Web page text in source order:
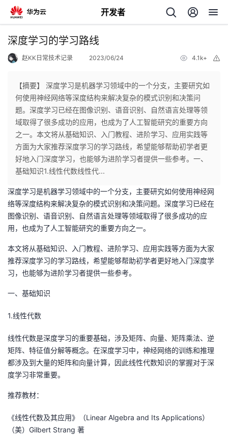
开发者
返
个
人
主
页
我
的
开
发
者
我
的
博
客
我
的
论
坛
我
的
圈
子
我
的
直
播
我
的
活
我
的
我
深度学习的学习路线
赵KK日常技术记录 2023/06/24 4.1k+
【摘要】 深度学习是机器学习领域中的一个分支，主要研究如
何使用神经网络等深度结构来解决复杂的模式识别和决策问
题。深度学习已经在图像识别、语音识别、自然语言处理等领
域取得了很多成功的应用，也成为了人工智能研究的重要方向
之一。本文将从基础知识、入门教程、进阶学习、应用实践等
方面为大家推荐深度学习的学习路线，希望能够帮助初学者更
好地入门深度学习，也能够为进阶学习者提供一些参考。一、
基础知识1.线性代数线性代...
深度学习是机器学习领域中的一个分支，主要研究如何使用神经网
络等深度结构来解决复杂的模式识别和决策问题。深度学习已经在
图像识别、语音识别、自然语言处理等领域取得了很多成功的应
用，也成为了人工智能研究的重要方向之一。
本文将从基础知识、入门教程、进阶学习、应用实践等方面为大家
推荐深度学习的学习路线，希望能够帮助初学者更好地入门深度学
习，也能够为进阶学习者提供一些参考。
一、基础知识
1.线性代数
线性代数是深度学习的重要基础，涉及矩阵、向量、矩阵乘法、逆
矩阵、特征值分解等概念。在深度学习中，神经网络的训练和推理
都涉及到大量的矩阵和向量计算，因此线性代数知识的掌握对于深
度学习非常重要。
推荐教材：
《线性代数及其应用》（Linear Algebra and Its Applications）
（美）Gilbert Strang 著